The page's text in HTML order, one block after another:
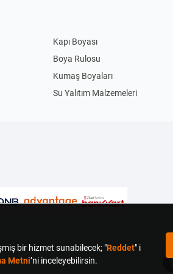
Kapı Boyası
Boya Rulosu
Kumaş Boyaları
Su Yalıtım Malzemeleri
Sinek Kovucular
Kapı Arkası Askıları
Saklama Kutusu